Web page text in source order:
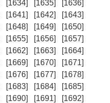
[1634] [1635]
[1636]
[1641] [1642]
[1643]
[1648] [1649]
[1650]
[1655] [1656]
[1657]
[1662] [1663]
[1664]
[1669] [1670]
[1671]
[1676] [1677]
[1678]
[1683] [1684]
[1685]
[1690] [1691]
[1692]